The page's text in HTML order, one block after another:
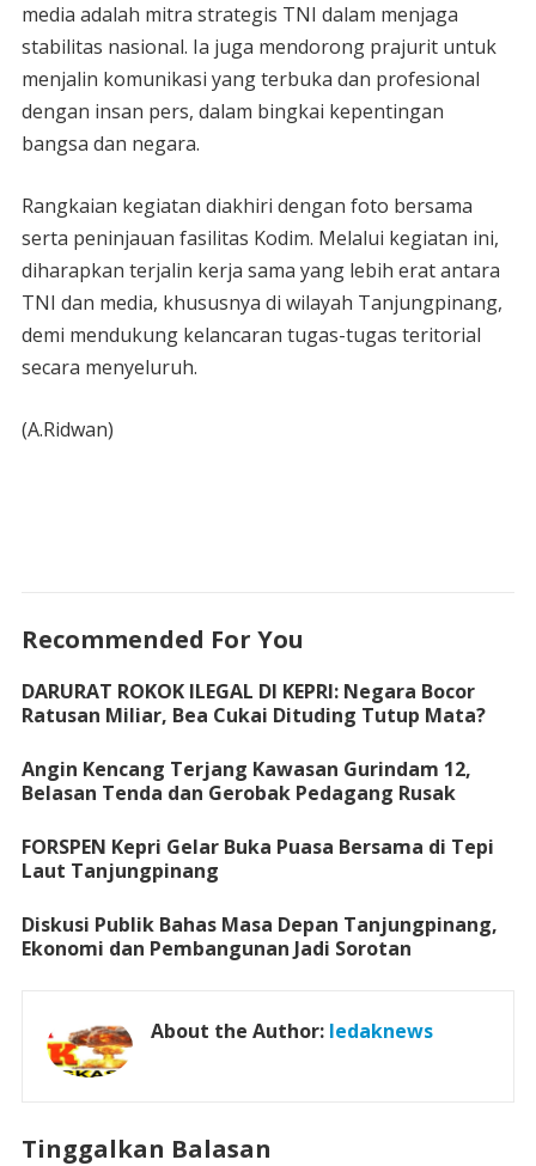
media adalah mitra strategis TNI dalam menjaga
stabilitas nasional. Ia juga mendorong prajurit untuk
menjalin komunikasi yang terbuka dan profesional
dengan insan pers, dalam bingkai kepentingan
bangsa dan negara.
Rangkaian kegiatan diakhiri dengan foto bersama
serta peninjauan fasilitas Kodim. Melalui kegiatan ini,
diharapkan terjalin kerja sama yang lebih erat antara
TNI dan media, khususnya di wilayah Tanjungpinang,
demi mendukung kelancaran tugas-tugas teritorial
secara menyeluruh.
(A.Ridwan)
Recommended For You
DARURAT ROKOK ILEGAL DI KEPRI: Negara Bocor
Ratusan Miliar, Bea Cukai Dituding Tutup Mata?
Angin Kencang Terjang Kawasan Gurindam 12,
Belasan Tenda dan Gerobak Pedagang Rusak
FORSPEN Kepri Gelar Buka Puasa Bersama di Tepi
Laut Tanjungpinang
Diskusi Publik Bahas Masa Depan Tanjungpinang,
Ekonomi dan Pembangunan Jadi Sorotan
About the Author: ledaknews
Tinggalkan Balasan